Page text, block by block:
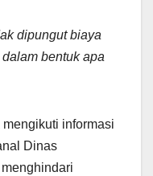
dipungut biaya
bentuk apa
informasi
Dinas